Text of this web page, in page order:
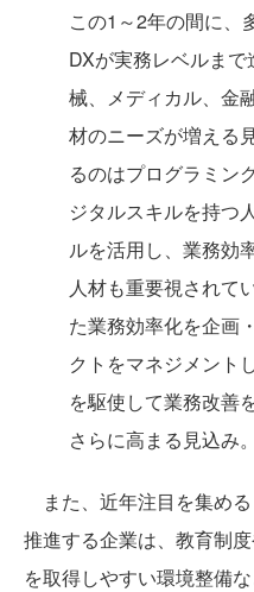
この1～2年の間に、
DXが実務レベルま
械、メディカル、金
材のニーズが増える
るのはプログラミン
ジタルスキルを持つ
ルを活用し、業務効
人材も重要視されて
た業務効率化を企画
クトをマネジメント
を駆使して業務改善
さらに高まる見込み。
また、近年注目を集め
推進する企業は、教育制
を取得しやすい環境整備